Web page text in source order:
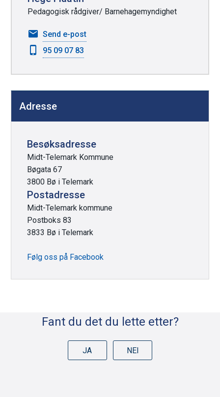
p
Pedagogisk rådgiver/ Barnehagemyndighet
Send e-posttil
Hege
95 09 07 83
Adresse
Besøksadresse
Midt-Telemark Kommune
Bøgata 67
3800 Bø i Telemark
Postadresse
Midt-Telemark kommune
Postboks 83
3833 Bø i Telemark
Følg oss på Facebook
Fant du det du lette etter?
JA NEI